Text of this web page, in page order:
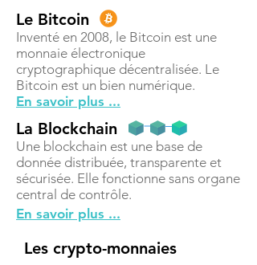
Le Bitcoin
Inventé en 2008, le Bitcoin est une
monnaie électronique
cryptographique décentralisée. Le
Bitcoin est un bien numérique.
En savoir plus ...
La Blockchain
Une blockchain est une base de
donnée distribuée, transparente et
sécurisée. Elle fonctionne sans organe
central de contrôle.
En savoir plus ...
Les crypto-monnaies